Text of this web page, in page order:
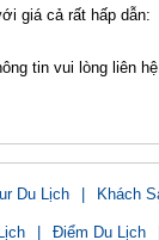
giá cả rất hấp dẫn:
tin vui lòng liên
Du Lịch Khách
Điểm Du Lịch